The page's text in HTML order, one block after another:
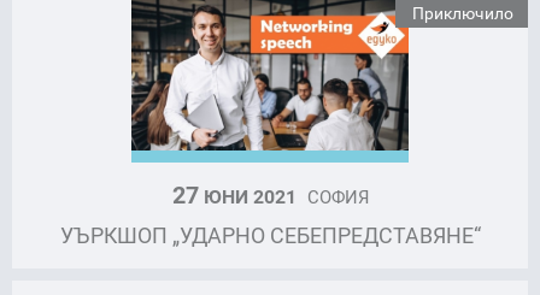
Приключило
27ЮНИ 2021 СОФИЯ
УЪРКШОП „УДАРНО СЕБЕПРЕДСТАВЯНЕ“